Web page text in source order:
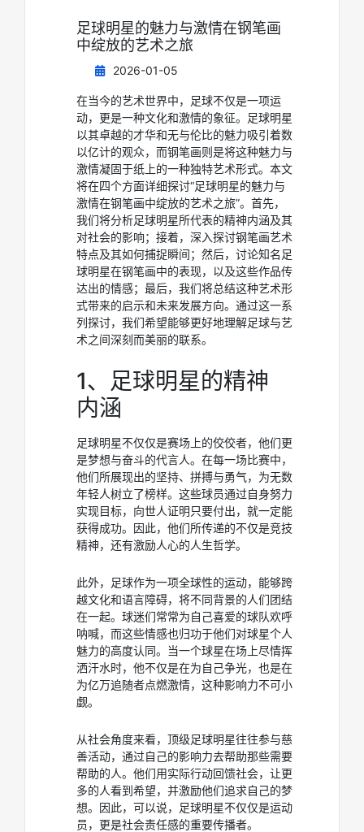
足球明星的魅力与激情在钢笔画
中绽放的艺术之旅
2026-01-05
在当今的艺术世界中，足球不仅是一项运
动，更是一种文化和激情的象征。足球明星
以其卓越的才华和无与伦比的魅力吸引着数
以亿计的观众，而钢笔画则是将这种魅力与
激情凝固于纸上的一种独特艺术形式。本文
将在四个方面详细探讨“足球明星的魅力与
激情在钢笔画中绽放的艺术之旅”。首先，
我们将分析足球明星所代表的精神内涵及其
对社会的影响；接着，深入探讨钢笔画艺术
特点及其如何捕捉瞬间；然后，讨论知名足
球明星在钢笔画中的表现，以及这些作品传
达出的情感；最后，我们将总结这种艺术形
式带来的启示和未来发展方向。通过这一系
列探讨，我们希望能够更好地理解足球与艺
术之间深刻而美丽的联系。
1、足球明星的精神
内涵
足球明星不仅仅是赛场上的佼佼者，他们更
是梦想与奋斗的代言人。在每一场比赛中，
他们所展现出的坚持、拼搏与勇气，为无数
年轻人树立了榜样。这些球员通过自身努力
实现目标，向世人证明只要付出，就一定能
获得成功。因此，他们所传递的不仅是竞技
精神，还有激励人心的人生哲学。
此外，足球作为一项全球性的运动，能够跨
越文化和语言障碍，将不同背景的人们团结
在一起。球迷们常常为自己喜爱的球队欢呼
呐喊，而这些情感也归功于他们对球星个人
魅力的高度认同。当一个球星在场上尽情挥
洒汗水时，他不仅是在为自己争光，也是在
为亿万追随者点燃激情，这种影响力不可小
觑。
从社会角度来看，顶级足球明星往往参与慈
善活动，通过自己的影响力去帮助那些需要
帮助的人。他们用实际行动回馈社会，让更
多的人看到希望，并激励他们追求自己的梦
想。因此，可以说，足球明星不仅仅是运动
员，更是社会责任感的重要传播者。